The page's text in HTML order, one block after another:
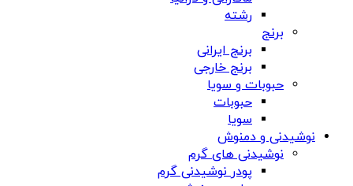
رشته
برنج
برنج ایرانی
برنج خارجی
حبوبات و سویا
حبوبات
سویا
نوشیدنی و دمنوش
نوشیدنی های گرم
پودر نوشیدنی گرم